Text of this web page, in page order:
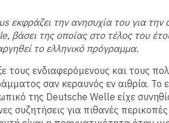
εκφράζει την ανησυχία του για
βάσει της οποίας στο τέλος του
το ελληνικό πρόγραμμα.
τους ενδιαφερόμενους και τους
σαν κεραυνός εν αιθρία. Το
της Deutsche Welle είχε
συζητήσεις για πιθανές